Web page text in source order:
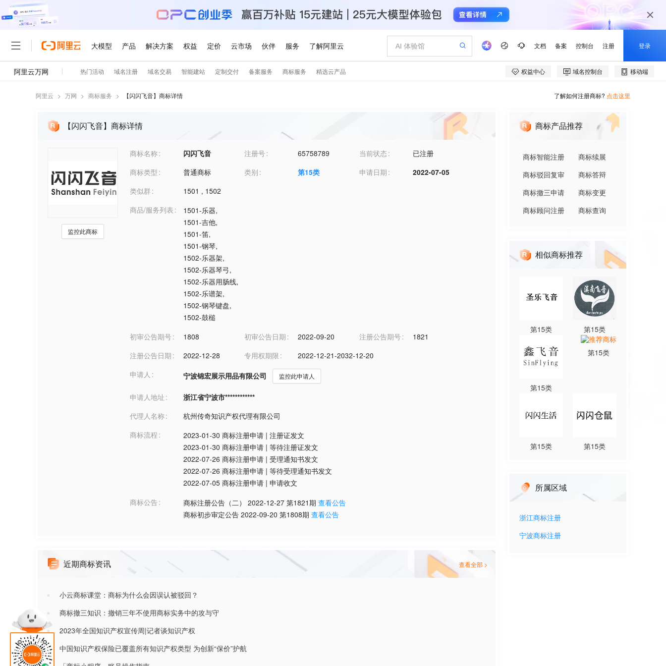
阿里云 > 万网 > 商标服务 > 【闪闪飞音】商标详情 了解如何注册商标? 点击这里
【闪闪飞音】商标详情
监控此商标
商标名称 闪闪飞音 注册号 65758789 当前状态
已注册
商标类型
普通商标 类别 第15类 申请日期
2022-07-05
类似群
1501 , 1502
商品/服务列表
1501-乐器,
1501-吉他,
1501-笛,
1501-钢琴,
1502-乐器架,
1502-乐器琴弓,
1502-乐器用肠线,
1502-乐谱架,
1502-钢琴键盘,
1502-鼓槌
初审公告期号
1808 初审公告日期 2022-09-20 注册公告期号
1821
注册公告日期
2022-12-28 专用权期限
2022-12-21-2032-12-20
申请人
宁波锦宏展示用品有限公司 监控此申请人
申请人地址
浙江省宁波市************
代理人名称
杭州传奇知识产权代理有限公司
商标流程
2023-01-30 商标注册申请 | 注册证发文
2023-01-30 商标注册申请 | 等待注册证发文
2022-07-26 商标注册申请 | 受理通知书发文
2022-07-26 商标注册申请 | 等待受理通知书发文
2022-07-05 商标注册申请 | 申请收文
商标公告
商标注册公告（二） 2022-12-27 第1821期 查看公告
商标初步审定公告 2022-09-20 第1808期 查看公告
近期商标资讯 查看全部 >
小云商标课堂：商标为什么会因误认被驳回？
商标撤三知识：撤销三年不使用商标实务中的攻与守
2023年全国知识产权宣传周|记者谈知识产权
中国知识产权保险已覆盖所有知识产权类型 为创新“保价”护航
商标产品推荐
商标智能注册
商标续展
商标驳回复审
商标答辩
商标撤三申请
商标变更
商标顾问注册
商标查询
相似商标推荐
第15类 第15类
第15类
第15类
第15类 第15类
所属区域
浙江商标注册
宁波商标注册